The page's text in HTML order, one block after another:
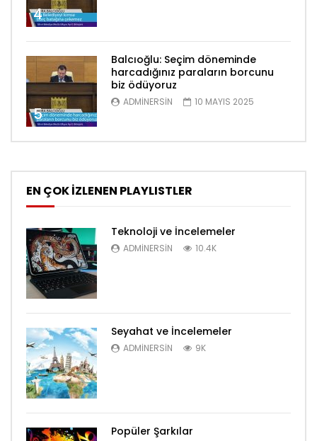
4
5
Balcıoğlu: Seçim döneminde
harcadığınız paraların borcunu
biz ödüyoruz
ADMINERSIN 10 MAYIS 2025
EN ÇOK İZLENEN PLAYLISTLER
Teknoloji ve İncelemeler
ADMINERSIN 10.4K
Seyahat ve İncelemeler
ADMINERSIN 9K
Popüler Şarkılar